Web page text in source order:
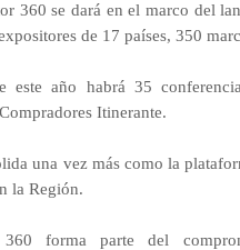
360 se dará en el marco del
de 17 países, 350
este año habrá 35
Itinerante.
una vez más como la
la Región.
360 forma parte del